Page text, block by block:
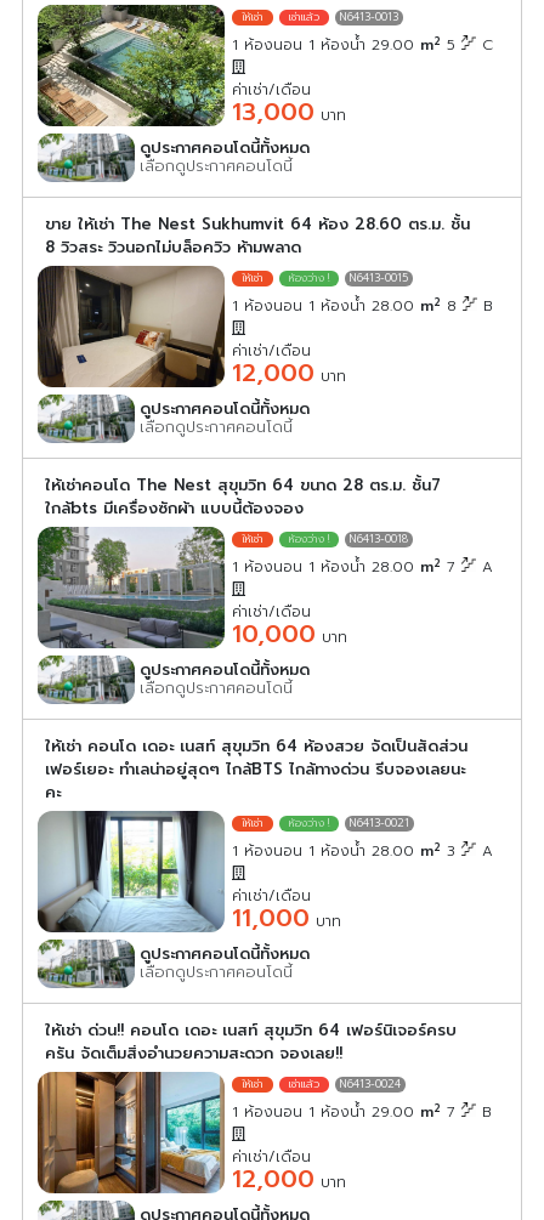
N6413-0013
1 ห้องนอน 1 ห้องน้ำ 29.00 m2 5 C
ค่าเช่า/เดือน
13,000 บาท
ดูประกาศคอนโดนี้ทั้งหมด
เลือกดูประกาศคอนโดนี้
ขาย ให้เช่า The Nest Sukhumvit 64 ห้อง 28.60 ตร.ม. ชั้น
8 วิวสระ วิวนอกไม่บล็อควิว ห้ามพลาด
N6413-0015
1 ห้องนอน 1 ห้องน้ำ 28.00 m2 8 B
ค่าเช่า/เดือน
12,000 บาท
ดูประกาศคอนโดนี้ทั้งหมด
เลือกดูประกาศคอนโดนี้
ให้เช่าคอนโด The Nest สุขุมวิท 64 ขนาด 28 ตร.ม. ชั้น7
ใกล้bts มีเครื่องซักผ้า แบบนี้ต้องจอง
N6413-0018
1 ห้องนอน 1 ห้องน้ำ 28.00 m2 7 A
ค่าเช่า/เดือน
10,000 บาท
ดูประกาศคอนโดนี้ทั้งหมด
เลือกดูประกาศคอนโดนี้
ให้เช่า คอนโด เดอะ เนสท์ สุขุมวิท 64 ห้องสวย จัดเป็นสัดส่วน
เฟอร์เยอะ ทำเลน่าอยู่สุดๆ ไกล้BTS ไกล้ทางด่วน รีบจองเลยนะ
คะ
N6413-0021
1 ห้องนอน 1 ห้องน้ำ 28.00 m2 3 A
ค่าเช่า/เดือน
11,000 บาท
ดูประกาศคอนโดนี้ทั้งหมด
เลือกดูประกาศคอนโดนี้
ให้เช่า ด่วน!! คอนโด เดอะ เนสท์ สุขุมวิท 64 เฟอร์นิเจอร์ครบ
ครัน จัดเต็มสิ่งอำนวยความสะดวก จองเลย!!
N6413-0024
1 ห้องนอน 1 ห้องน้ำ 29.00 m2 7 B
ค่าเช่า/เดือน
12,000 บาท
ดูประกาศคอนโดนี้ทั้งหมด